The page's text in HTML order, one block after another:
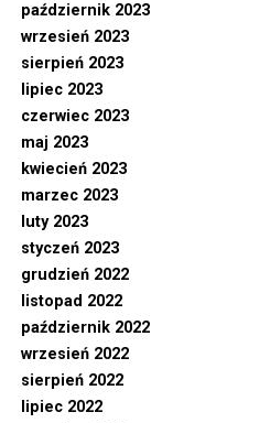
październik 2023
wrzesień 2023
sierpień 2023
lipiec 2023
czerwiec 2023
maj 2023
kwiecień 2023
marzec 2023
luty 2023
styczeń 2023
grudzień 2022
listopad 2022
październik 2022
wrzesień 2022
sierpień 2022
lipiec 2022